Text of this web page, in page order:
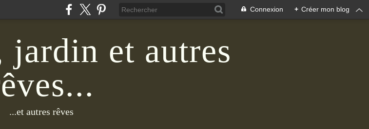
Connexion + Créer mon blog
et autres
...et autres rêves